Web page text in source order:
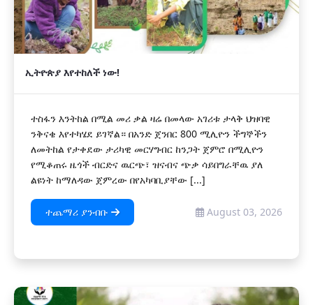
ኢትዮጵያ እየተከለች ነው!
ተስፋን እንትከል በሚል መሪ ቃል ዛሬ በመላው አገሪቱ ታላቅ ህዝባዊ
ንቅናቄ እየተካሄደ ይገኛል። በአንድ ጀንበር 800 ሚሊዮን ችግኞችን
ለመትከል የታቀደው ታሪካዊ መርሃግብር ከንጋት ጀምሮ በሚሊዮን
የሚቆጠሩ ዜጎች ብርድና ዉርጭ፣ ዝናብና ጭቃ ሳይበግራቸዉ ያለ
ልዩነት ከማለዳው ጀምረው በየአካባቢያቸው [...]
ተጨማሪ ያንብቡ August 03, 2026